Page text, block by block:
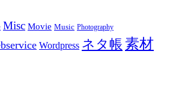
Misc Movie Music Photography
Wordpress ネタ帳 素材